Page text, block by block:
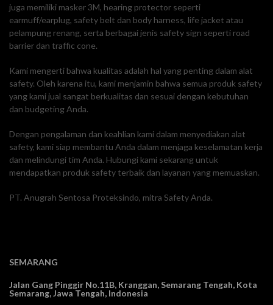
juga memiliki masker 3M, hearing protector seperti
earmuff/earplug, safety belt dan body harness, life jacket atau
pelampung renang, serta berbagai jenis safety sign seperti road
barrier dan traffic cone.
Kami mengerti bahwa kualitas adalah hal yang penting dalam alat
safety. Oleh karena itu, kami menjamin bahwa semua produk safety
yang kami jual sangat berkualitas dan sesuai dengan kebutuhan
dan budgeting Anda.
Dengan pengalaman dan keahlian kami dalam menyediakan alat
safety, kami siap membantu Anda dalam menjaga keselamatan kerja
dan melindungi tim Anda. Hubungi kami sekarang untuk
mendapatkan produk safety terbaik dan layanan yang memuaskan.
PT. Anugrah Sentosa Proteksindo, mitra Safety Anda.
SEMARANG
Jalan Gang Pinggir No.11B, Kranggan,Semarang Tengah, Kota
Semarang, Jawa Tengah, Indonesia